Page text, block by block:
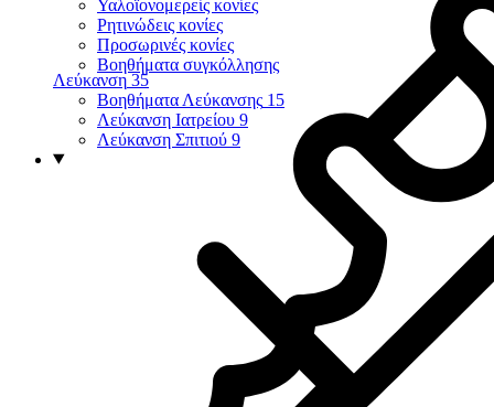
Υαλοϊονομερείς κονίες
Ρητινώδεις κονίες
Προσωρινές κονίες
Βοηθήματα συγκόλλησης
Λεύκανση 35
Βοηθήματα Λεύκανσης 15
Λεύκανση Ιατρείου 9
Λεύκανση Σπιτιού 9